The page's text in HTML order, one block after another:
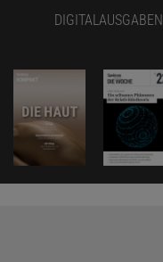
DIGITALAUSGABEN